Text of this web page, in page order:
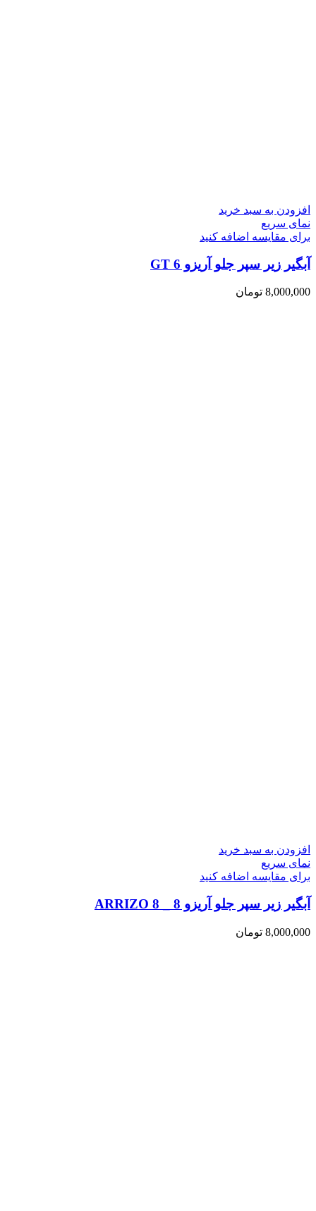
افزودن به سبد خرید
نمای سریع
برای مقایسه اضافه کنید
آبگیر زیر سپر جلو آریزو 6 GT
8,000,000 تومان
افزودن به سبد خرید
نمای سریع
برای مقایسه اضافه کنید
آبگیر زیر سپر جلو آریزو 8 _ ARRIZO 8
8,000,000 تومان